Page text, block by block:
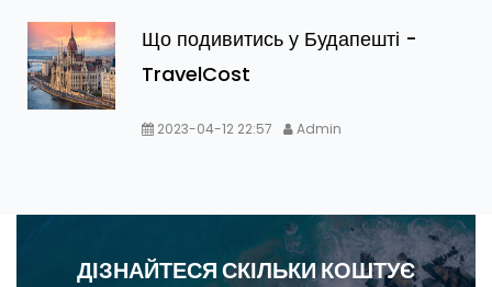
Що подивитись у Будапешті -
TravelCost
2023-04-12 22:57 Admin
ДІЗНАЙТЕСЯ СКІЛЬКИ КОШТУЄ